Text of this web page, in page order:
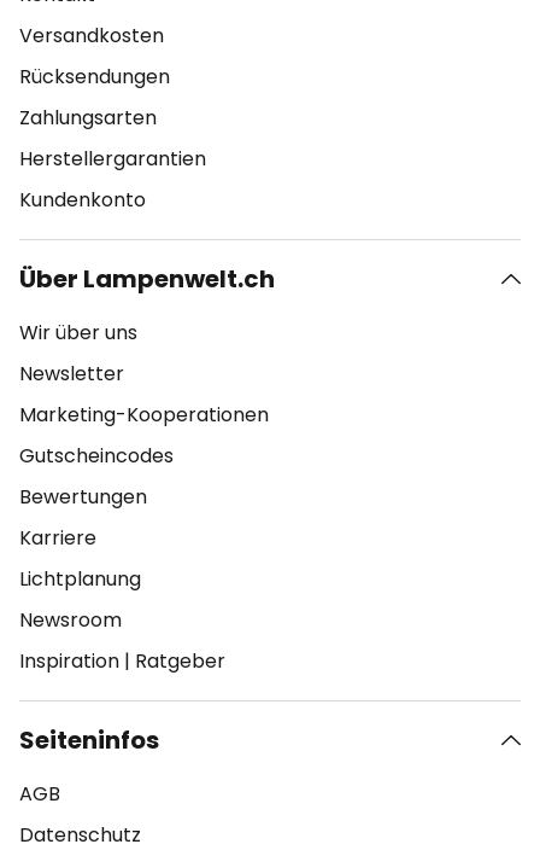
Versandkosten
Rücksendungen
Zahlungsarten
Herstellergarantien
Kundenkonto
Über Lampenwelt.ch
Wir über uns
Newsletter
Marketing-Kooperationen
Gutscheincodes
Bewertungen
Karriere
Lichtplanung
Newsroom
Inspiration | Ratgeber
Seiteninfos
AGB
Datenschutz